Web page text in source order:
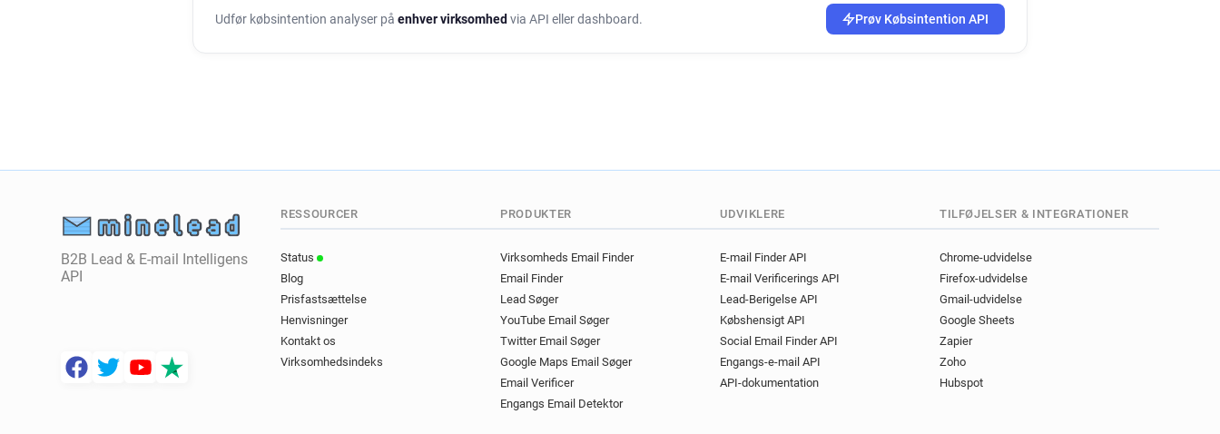
Udfør købsintention analyser på enhver virksomhed via API eller dashboard. Prøv Købsintention API
B2B Lead & E-mail Intelligens
API
RESSOURCER
Status
Blog
Prisfastsættelse
Henvisninger
Kontakt os
Virksomhedsindeks
PRODUKTER
Virksomheds Email Finder
Email Finder
Lead Søger
YouTube Email Søger
Twitter Email Søger
Google Maps Email Søger
Email Verificer
Engangs Email Detektor
UDVIKLERE
E-mail Finder API
E-mail Verificerings API
Lead-Berigelse API
Købshensigt API
Social Email Finder API
Engangs-e-mail API
API-dokumentation
TILFØJELSER & INTEGRATIONER
Chrome-udvidelse
Firefox-udvidelse
Gmail-udvidelse
Google Sheets
Zapier
Zoho
Hubspot